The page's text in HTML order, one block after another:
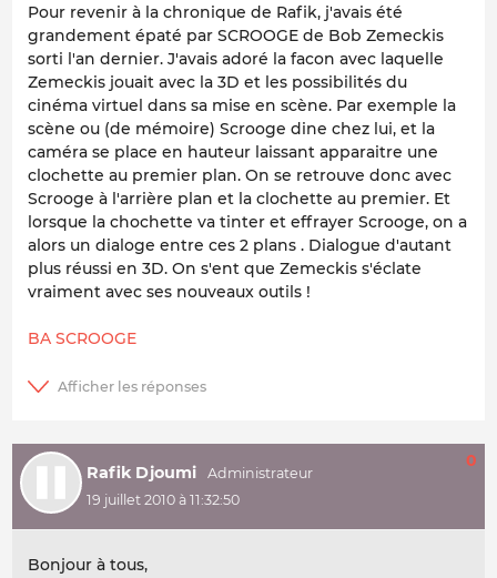
Pour revenir à la chronique de Rafik, j'avais été
grandement épaté par SCROOGE de Bob Zemeckis
sorti l'an dernier. J'avais adoré la facon avec laquelle
Zemeckis jouait avec la 3D et les possibilités du
cinéma virtuel dans sa mise en scène. Par exemple la
scène ou (de mémoire) Scrooge dine chez lui, et la
caméra se place en hauteur laissant apparaitre une
clochette au premier plan. On se retrouve donc avec
Scrooge à l'arrière plan et la clochette au premier. Et
lorsque la chochette va tinter et effrayer Scrooge, on a
alors un dialoge entre ces 2 plans . Dialogue d'autant
plus réussi en 3D. On s'ent que Zemeckis s'éclate
vraiment avec ses nouveaux outils !
BA SCROOGE
Rafik Djoumi
19 juillet 2010 à 11:32:50
0
Bonjour à tous,